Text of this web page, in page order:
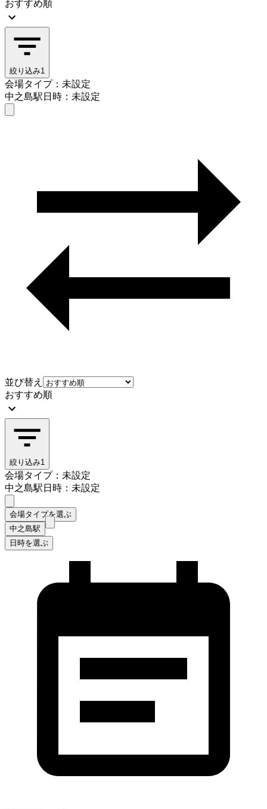
おすすめ順
絞り込み1
会場タイプ：未設定
中之島駅日時：未設定
並び替え
おすすめ順
絞り込み1
会場タイプ：未設定
中之島駅日時：未設定
会場タイプを選ぶ
中之島駅
日時を選ぶ